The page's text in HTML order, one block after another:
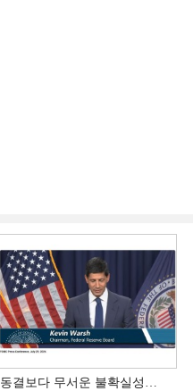
동결보다 무서운 불확실성…